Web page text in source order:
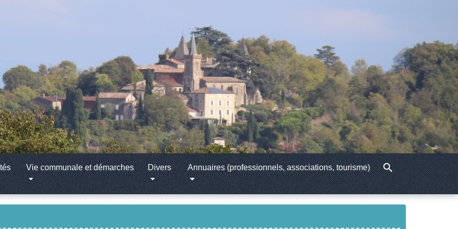
Vie communale et démarches Divers Annuaires (professionnels, associations, tourisme) search